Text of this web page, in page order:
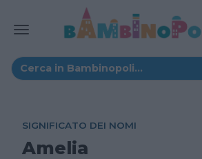
SIGNIFICATO DEI NOMI
Amelia